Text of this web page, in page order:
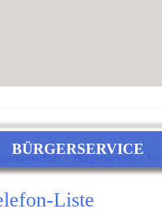
BÜRGERSERVICE
>Bürgerservice>
Liste